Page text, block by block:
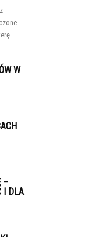
W
–
I DLA